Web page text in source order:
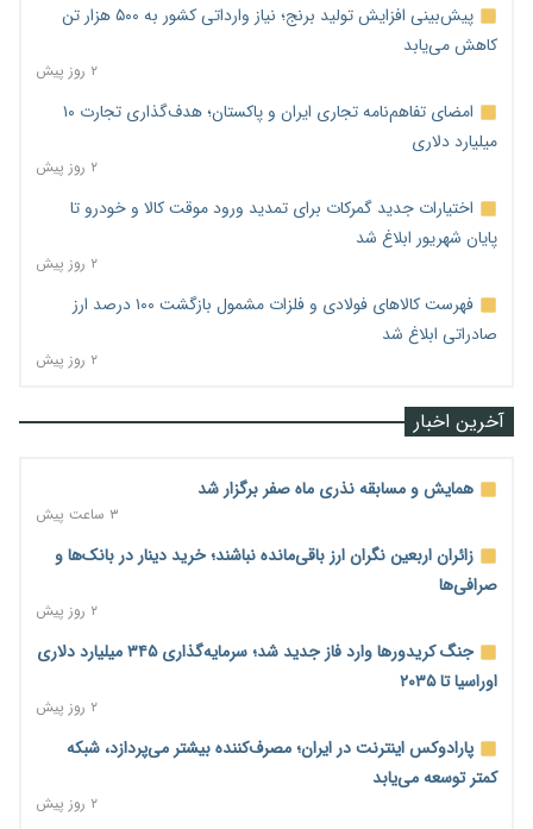
پیش‌بینی افزایش تولید برنج؛ نیاز وارداتی کشور به ۵۰۰ هزار تن
کاهش می‌یابد
۲ روز پیش
امضای تفاهم‌نامه تجاری ایران و پاکستان؛ هدف‌گذاری تجارت ۱۰
میلیارد دلاری
۲ روز پیش
اختیارات جدید گمرکات برای تمدید ورود موقت کالا و خودرو تا
پایان شهریور ابلاغ شد
۲ روز پیش
فهرست کالاهای فولادی و فلزات مشمول بازگشت ۱۰۰ درصد ارز
صادراتی ابلاغ شد
۲ روز پیش
آخرین اخبار
همایش و مسابقه نذری ماه صفر برگزار شد
۳ ساعت پیش
زائران اربعین نگران ارز باقی‌مانده نباشند؛ خرید دینار در بانک‌ها و
صرافی‌ها
۲ روز پیش
جنگ کریدورها وارد فاز جدید شد؛ سرمایه‌گذاری ۳۴۵ میلیارد دلاری
اوراسیا تا ۲۰۳۵
۲ روز پیش
پارادوکس اینترنت در ایران؛ مصرف‌کننده بیشتر می‌پردازد، شبکه
کمتر توسعه می‌یابد
۲ روز پیش